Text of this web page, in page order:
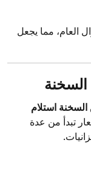
العام، مما يجعل
السخنة استلام
تبدأ من عدة